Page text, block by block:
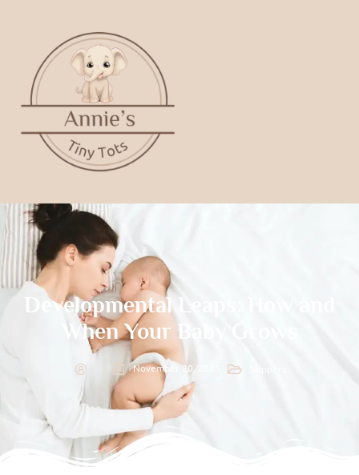
Developmental Leaps: How and
When Your Baby Grows
November 20, 2025